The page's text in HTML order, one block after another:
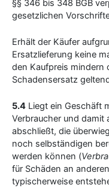
§§ 346 bis 348 BGB
gesetzlichen
Erhält der Käufer
Ersatzlieferung keine
den Kaufpreis mindern
Schadensersatz
5.4 Liegt ein Geschäft
Verbraucher und damit
abschließt, die
noch selbständigen
werden können (
für Schäden an
typischerweise